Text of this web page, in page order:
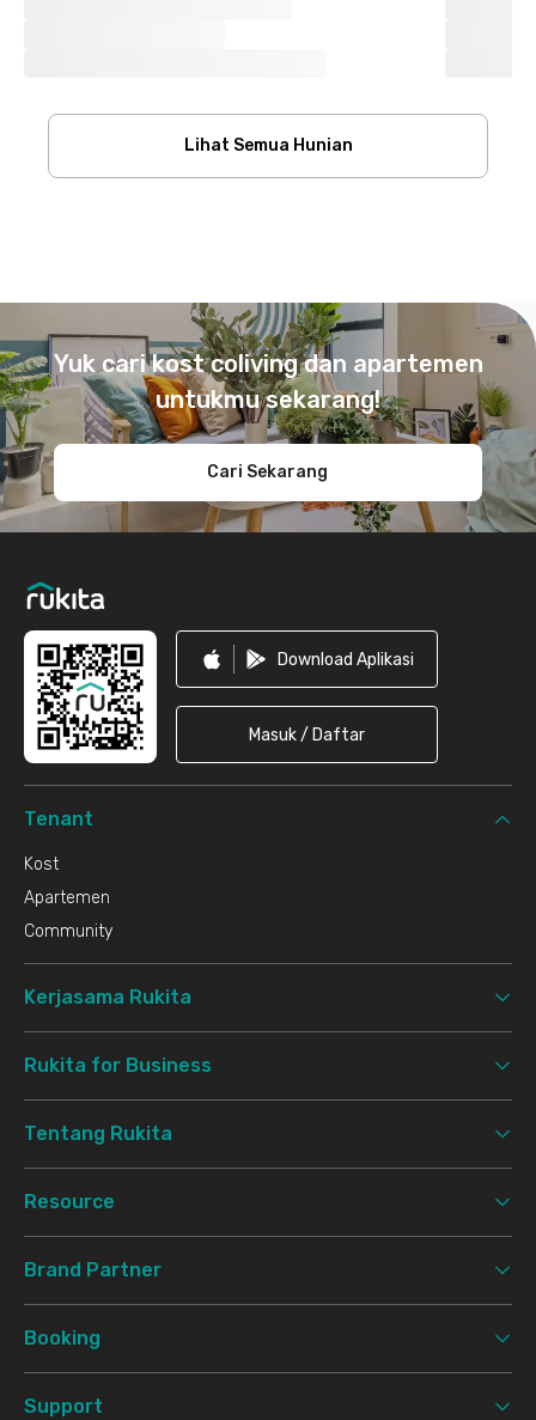
Lihat Semua Hunian
Yuk cari kost coliving dan apartemen
untukmu sekarang!
Cari Sekarang
Download Aplikasi
Masuk / Daftar
Tenant
Kost
Apartemen
Community
Kerjasama Rukita
Rukita for Business
Tentang Rukita
Resource
Brand Partner
Booking
Support